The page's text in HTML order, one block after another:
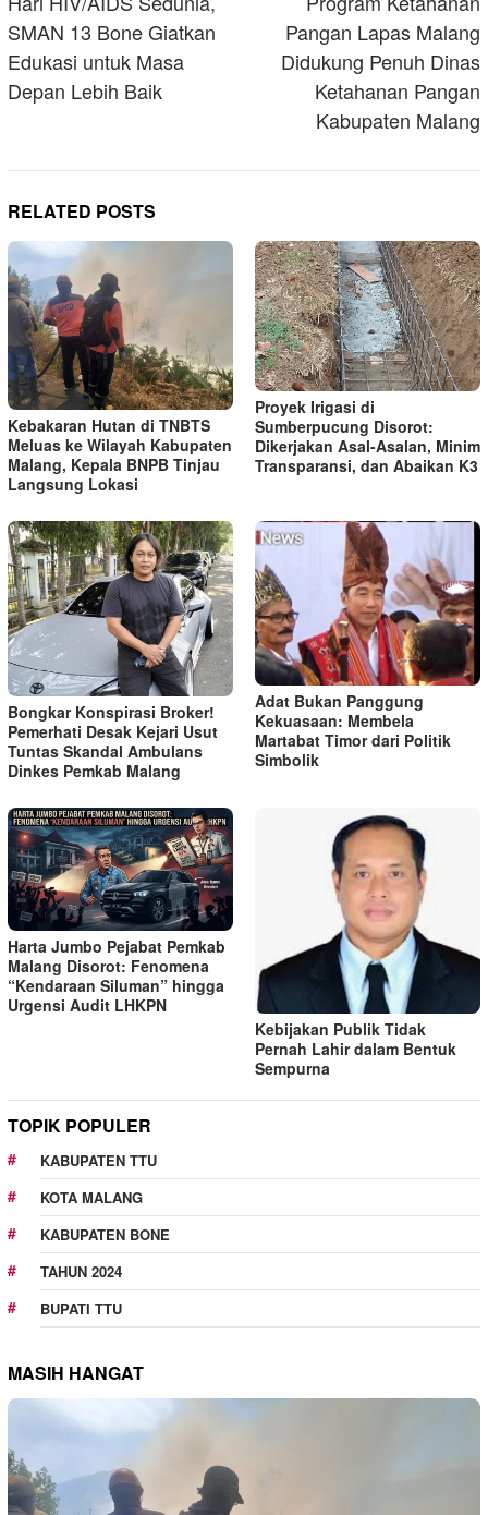
SMAN 13 Bone Giatkan
Edukasi untuk Masa
Depan Lebih Baik
Pangan Lapas Malang
Didukung Penuh Dinas
Ketahanan Pangan
Kabupaten Malang
RELATED POSTS
Kebakaran Hutan di TNBTS
Meluas ke Wilayah Kabupaten
Malang, Kepala BNPB Tinjau
Langsung Lokasi
Proyek Irigasi di
Sumberpucung Disorot:
Dikerjakan Asal-Asalan, Minim
Transparansi, dan Abaikan K3
Bongkar Konspirasi Broker!
Pemerhati Desak Kejari Usut
Tuntas Skandal Ambulans
Dinkes Pemkab Malang
Adat Bukan Panggung
Kekuasaan: Membela
Martabat Timor dari Politik
Simbolik
Harta Jumbo Pejabat Pemkab
Malang Disorot: Fenomena
“Kendaraan Siluman” hingga
Urgensi Audit LHKPN
Kebijakan Publik Tidak
Pernah Lahir dalam Bentuk
Sempurna
TOPIK POPULER
KABUPATEN TTU
KOTA MALANG
KABUPATEN BONE
TAHUN 2024
BUPATI TTU
MASIH HANGAT